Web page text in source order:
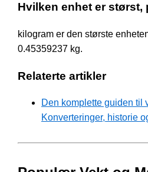
Hvilken enhet er størst,
kilogram er den største
0.45359237 kg.
Relaterte artikler
Den komplette guiden til
Konverteringer, historie